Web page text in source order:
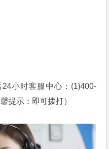
小时客服中心：(1)400-
提示：即可拨打）